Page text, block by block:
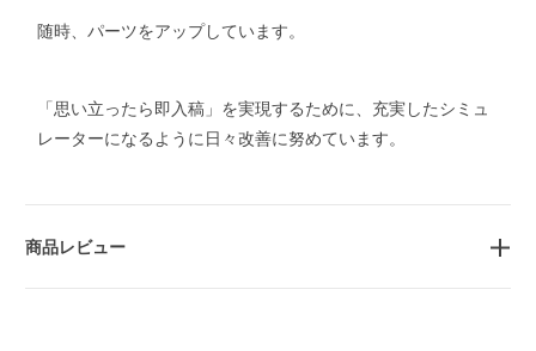
随時、パーツをアップしています。
「思い立ったら即入稿」を実現するために、充実したシミュ
レーターになるように日々改善に努めています。
商品レビュー